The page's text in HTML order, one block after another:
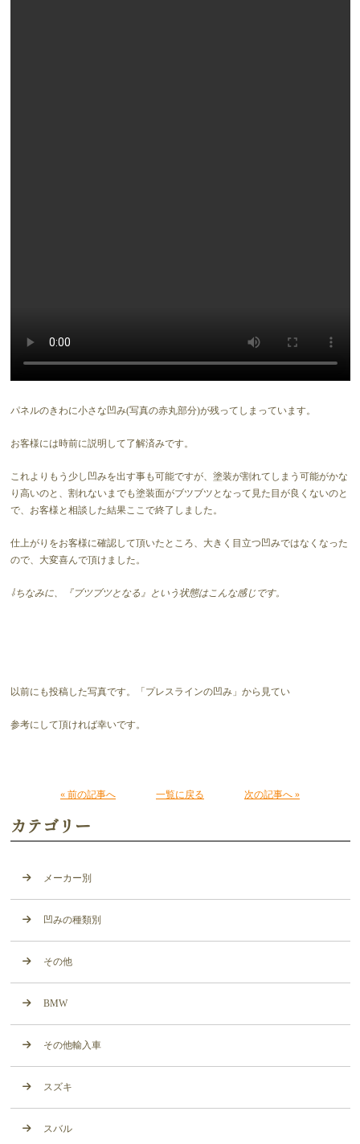
パネルのきわに小さな凹み(写真の赤丸部分)が残ってしまっています。
お客様には時前に説明して了解済みです。
これよりもう少し凹みを出す事も可能ですが、塗装が割れてしまう可能がかな
り高いのと、割れないまでも塗装面がブツブツとなって見た目が良くないのと
で、お客様と相談した結果ここで終了しました。
仕上がりをお客様に確認して頂いたところ、大きく目立つ凹みではなくなった
ので、大変喜んで頂けました。
⇩ちなみに、『ブツブツとなる』という状態はこんな感じです。
以前にも投稿した写真です。「プレスラインの凹み」から見てい
参考にして頂ければ幸いです。
« 前の記事へ 一覧に戻る 次の記事へ »
カテゴリー
メーカー別
凹みの種類別
その他
BMW
その他輸入車
スズキ
スバル